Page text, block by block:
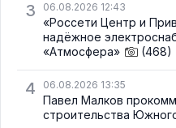
3 06.08.2026 12:43
«Россети Центр и
надёжное
«Атмосфера»
(468)
4 06.08.2026 13:35
Павел Малков
строительства